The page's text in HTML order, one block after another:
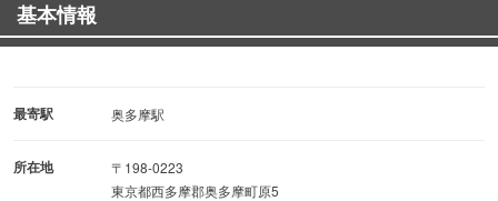
基本情報
最寄駅 奥多摩駅
所在地
〒198-0223
東京都西多摩郡奥多摩町原5